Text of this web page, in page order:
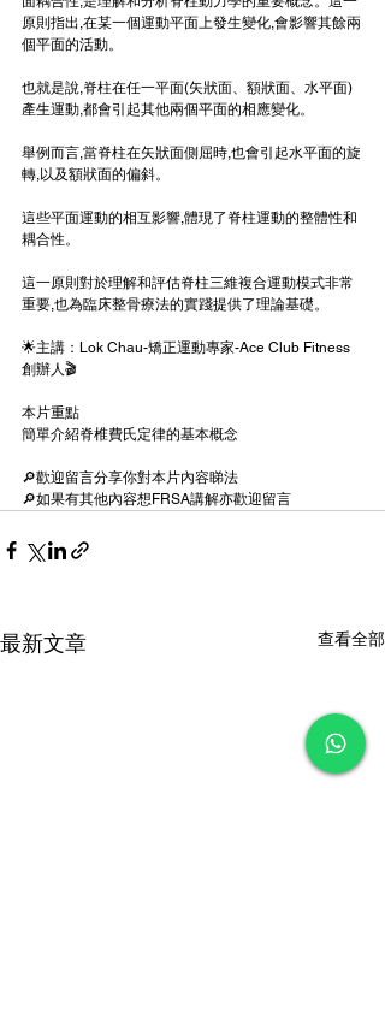
原則指出,在某一個運動平面上發生變化,會影響其餘兩
個平面的活動。
也就是說,脊柱在任一平面(矢狀面、額狀面、水平面)
產生運動,都會引起其他兩個平面的相應變化。
舉例而言,當脊柱在矢狀面側屈時,也會引起水平面的旋
轉,以及額狀面的偏斜。
這些平面運動的相互影響,體現了脊柱運動的整體性和
耦合性。
這一原則對於理解和評估脊柱三維複合運動模式非常
重要,也為臨床整骨療法的實踐提供了理論基礎。
🌟主講：Lok Chau-矯正運動專家-Ace Club Fitness
創辦人🎬
本片重點
簡單介紹脊椎費氏定律的基本概念
🔎歡迎留言分享你對本片內容睇法
🔎如果有其他內容想FRSA講解亦歡迎留言
最新文章 查看全部